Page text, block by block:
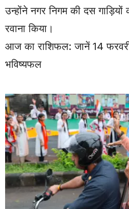
उन्होंने नगर निगम की दस
रवाना किया।
आज का राशिफल: जानें 14
भविष्यफल